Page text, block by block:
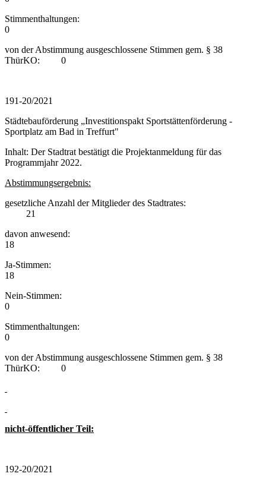
Stimmenthaltungen:
0
von der Abstimmung ausgeschlossene Stimmen gem. § 38
ThürKO: 0
191-20/2021
Städtebauförderung „Investitionspakt Sportstättenförderung -
Sportplatz am Bad in Treffurt"
Inhalt: Der Stadtrat bestätigt die Projektanmeldung für das
Programmjahr 2022.
Abstimmungsergebnis:
gesetzliche Anzahl der Mitglieder des Stadtrates:
21
davon anwesend:
18
Ja-Stimmen:
18
Nein-Stimmen:
0
Stimmenthaltungen:
0
von der Abstimmung ausgeschlossene Stimmen gem. § 38
ThürKO: 0
nicht-öffentlicher Teil:
192-20/2021